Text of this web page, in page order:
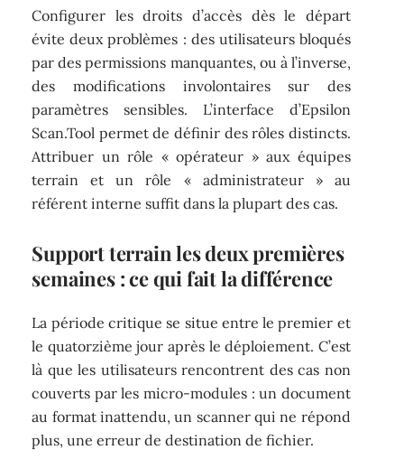
Configurer les droits d’accès dès le départ
évite deux problèmes : des utilisateurs bloqués
par des permissions manquantes, ou à l’inverse,
des modifications involontaires sur des
paramètres sensibles. L’interface d’Epsilon
Scan.Tool permet de définir des rôles distincts.
Attribuer un rôle « opérateur » aux équipes
terrain et un rôle « administrateur » au
référent interne suffit dans la plupart des cas.
Support terrain les deux premières
semaines : ce qui fait la différence
La période critique se situe entre le premier et
le quatorzième jour après le déploiement. C’est
là que les utilisateurs rencontrent des cas non
couverts par les micro-modules : un document
au format inattendu, un scanner qui ne répond
plus, une erreur de destination de fichier.